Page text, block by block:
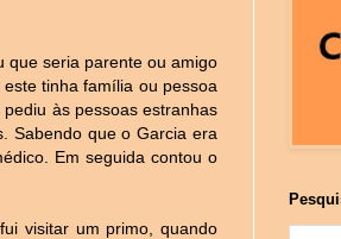
que seria parente ou amigo
tinha família ou pessoa
às pessoas estranhas
Sabendo que o Garcia era
Em seguida contou o
visitar um primo, quando